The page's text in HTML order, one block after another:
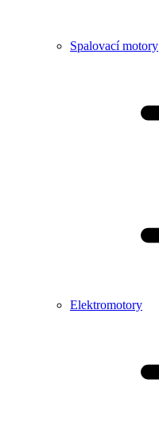
Spalovací motory
Elektromotory